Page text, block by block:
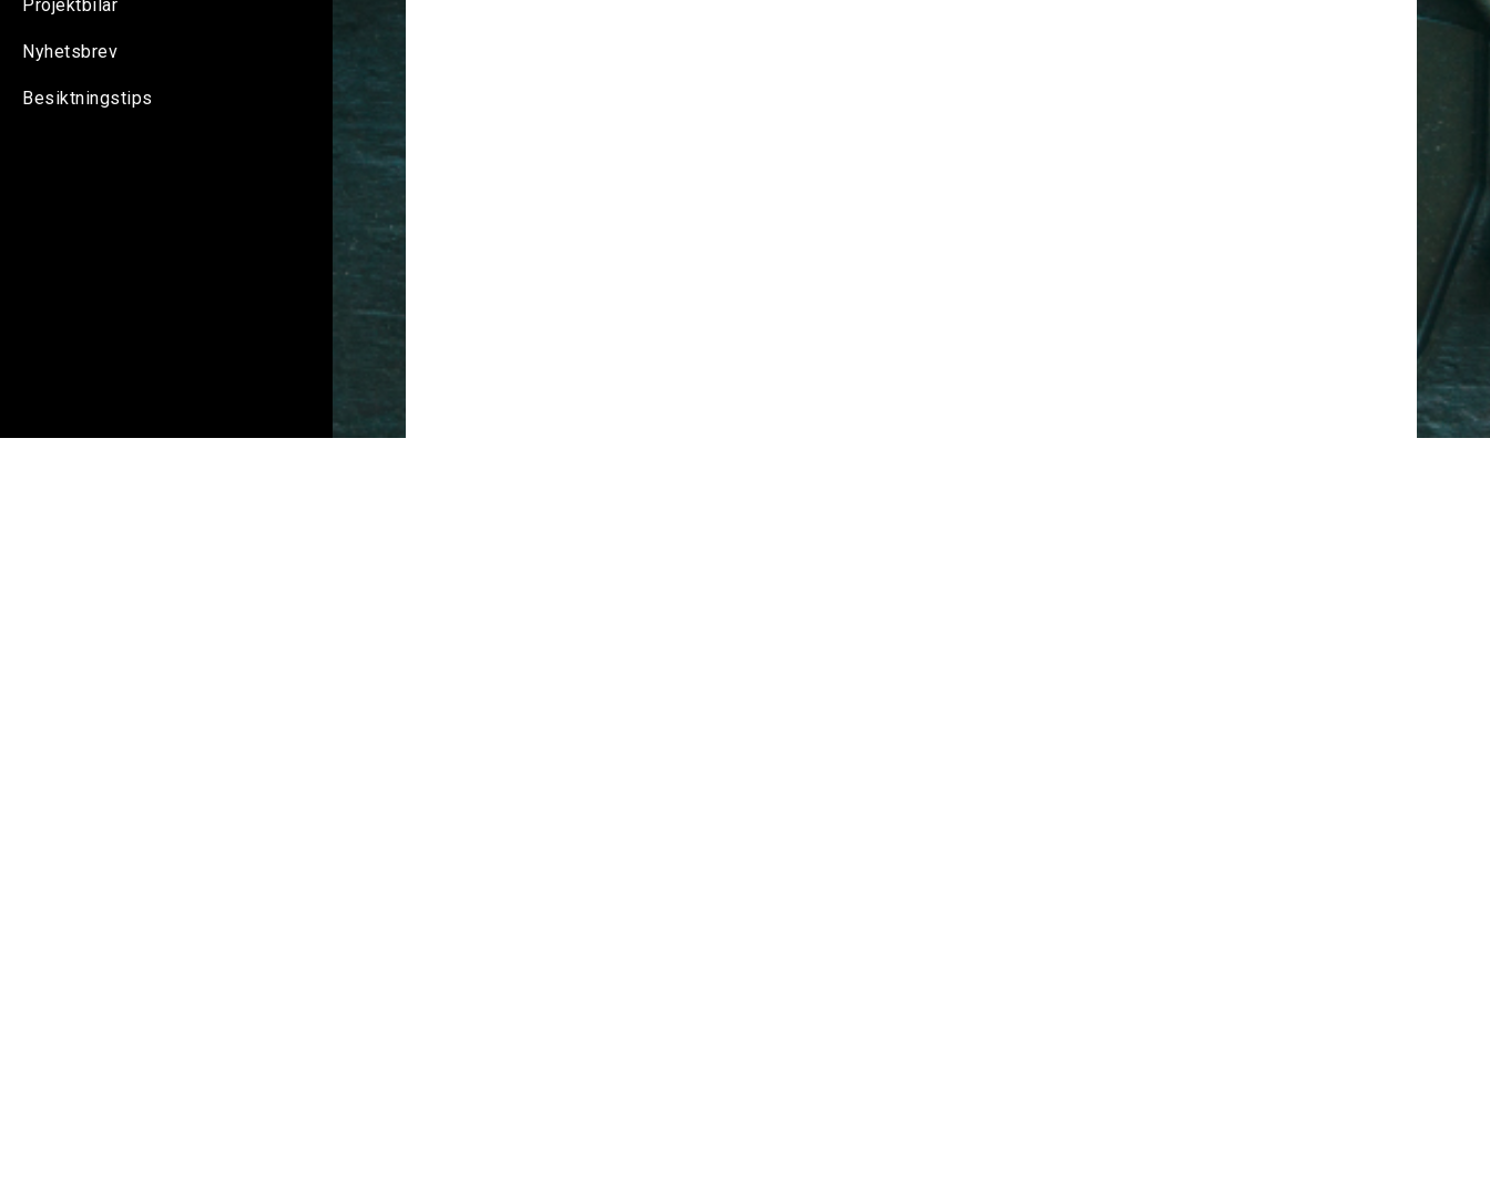
Projektbilar
Nyhetsbrev
Besiktningstips